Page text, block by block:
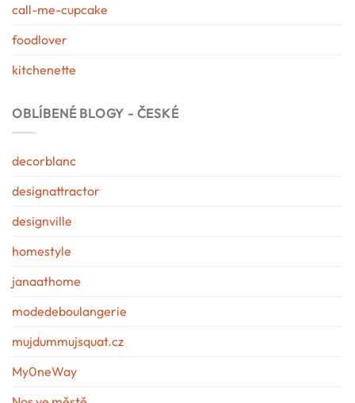
call-me-cupcake
foodlover
kitchenette
OBLÍBENÉ BLOGY - ČESKÉ
decorblanc
designattractor
designville
homestyle
janaathome
modedeboulangerie
mujdummujsquat.cz
My0neWay